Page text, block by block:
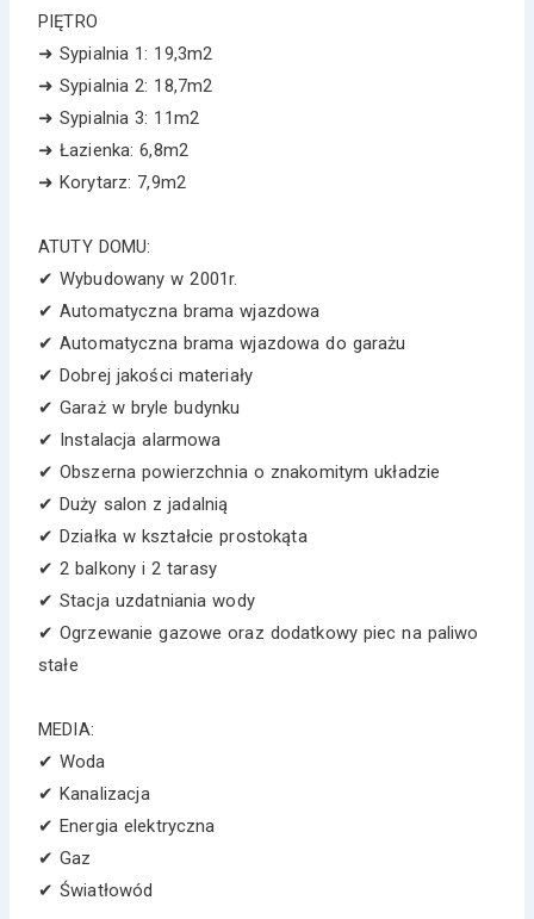
PIĘTRO
➜ Sypialnia 1: 19,3m2
➜ Sypialnia 2: 18,7m2
➜ Sypialnia 3: 11m2
➜ Łazienka: 6,8m2
➜ Korytarz: 7,9m2
ATUTY DOMU:
✔ Wybudowany w 2001r.
✔ Automatyczna brama wjazdowa
✔ Automatyczna brama wjazdowa do garażu
✔ Dobrej jakości materiały
✔ Garaż w bryle budynku
✔ Instalacja alarmowa
✔ Obszerna powierzchnia o znakomitym układzie
✔ Duży salon z jadalnią
✔ Działka w kształcie prostokąta
✔ 2 balkony i 2 tarasy
✔ Stacja uzdatniania wody
✔ Ogrzewanie gazowe oraz dodatkowy piec na paliwo
stałe
MEDIA:
✔ Woda
✔ Kanalizacja
✔ Energia elektryczna
✔ Gaz
✔ Światłowód